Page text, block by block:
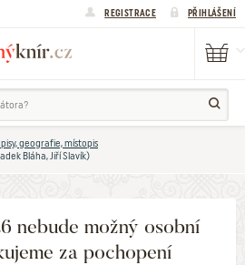
REGISTRACE PŘIHLÁŠENÍ
geografie, místopis
Bláha, Jiří Slavík)
nebude možný osobní
za pochopení